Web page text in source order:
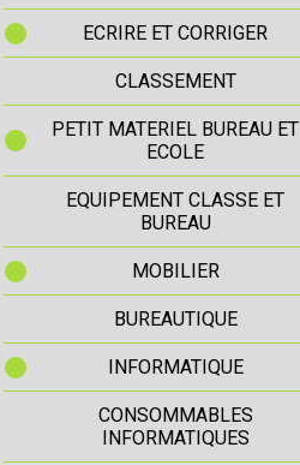
ECRIRE ET CORRIGER
CLASSEMENT
PETIT MATERIEL BUREAU ET
ECOLE
EQUIPEMENT CLASSE ET
BUREAU
MOBILIER
BUREAUTIQUE
INFORMATIQUE
CONSOMMABLES
INFORMATIQUES